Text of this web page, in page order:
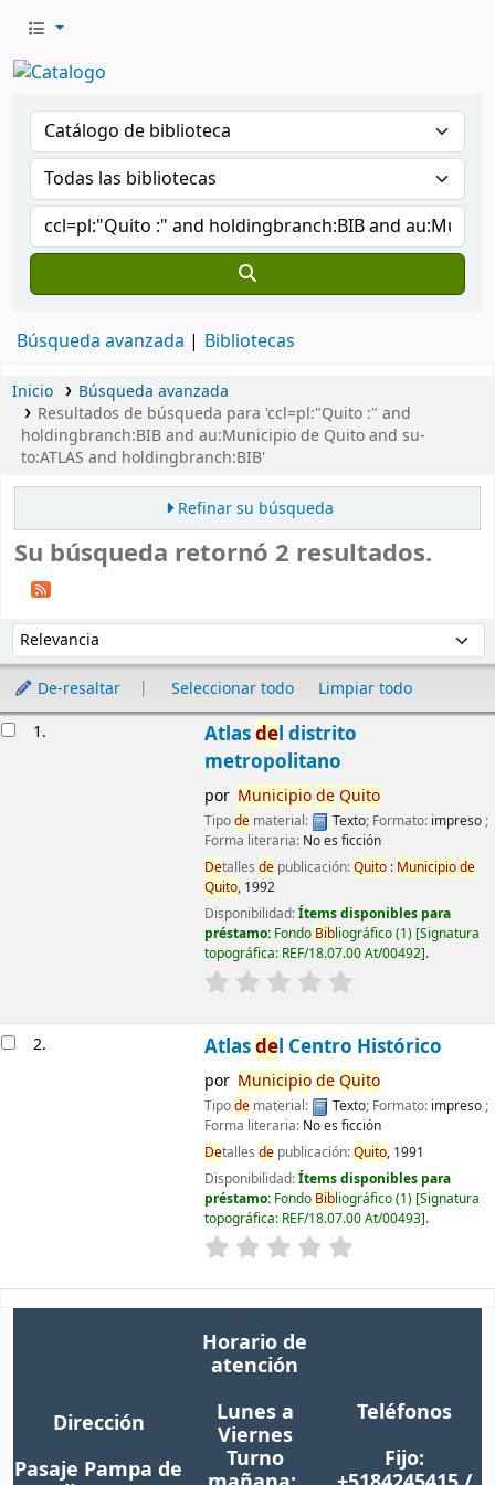
Búsqueda avanzada Bibliotecas
Inicio
Búsqueda avanzada
Resultados de búsqueda para 'ccl=pl:"Quito :" and
holdingbranch:BIB and au:Municipio de Quito and su-
to:ATLAS and holdingbranch:BIB'
Refinar su búsqueda
Su búsqueda retornó 2 resultados.
Ordenar por:
De-resaltar Seleccionar todo Limpiar todo
1. Atlasdel distrito
metropolitano
por MunicipiodeQuito
Tipodematerial: Texto; Formato: impreso;
Forma literaria: No es ficción
Detalles depublicación:Quito: Municipiode
Quito, 1992
Disponibilidad:Ítems disponibles para
préstamo: Fondo Bibliográfico(1) Signatura
topográfica: REF/18.07.00 At/00492 .
2. Atlasdel Centro Histórico
por MunicipiodeQuito
Tipodematerial: Texto; Formato: impreso;
Forma literaria: No es ficción
Detalles depublicación:Quito, 1991
Disponibilidad:Ítems disponibles para
préstamo: Fondo Bibliográfico(1) Signatura
topográfica: REF/18.07.00 At/00493 .
Dirección
Pasaje Pampa de
Horario de
atención
Lunes a
Viernes
Turno
Teléfonos
Fijo: